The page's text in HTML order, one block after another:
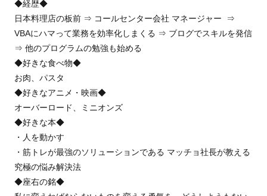
◆経歴◆
日本料理店の板前 ⇒ コールセンター会社 マネージャー ⇒
VBAにハマって業務を効率化しまくる ⇒ ブログでスキルを発信
⇒ 他のプログラムの勉強も始める
◆好きな食べ物◆
お肉、パスタ
◆好きなアニメ・映画◆
オーバーロード、ミニオンズ
◆好きな本◆
・人を動かす
・筋トレが最強のソリューションである マッチョ社長が教える
究極の悩み解決法
◆座右の銘◆